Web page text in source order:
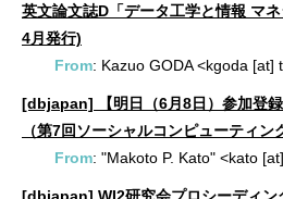
英文論文誌D「データ工学と情報 マ
4月発行)
From: Kazuo GODA <kgoda [at]
[dbjapan] 【明日（6月8日）参加登
（第7回ソーシャルコンピューティン
From: "Makoto P. Kato" <kato
[dbjapan] WI2研究会プロシーディン